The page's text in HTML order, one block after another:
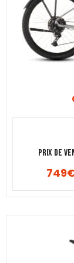
Prix de
749